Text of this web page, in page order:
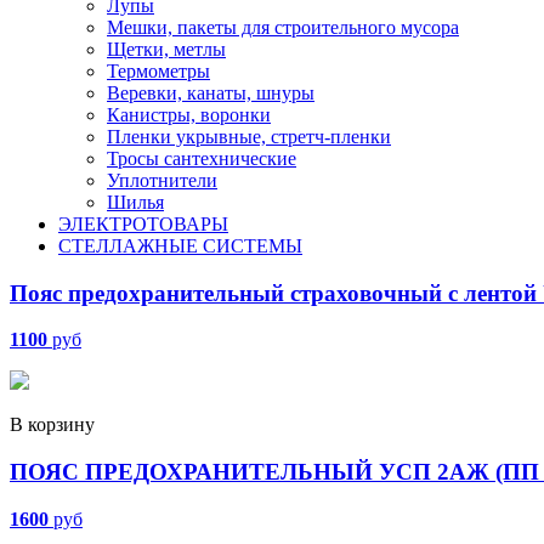
Лупы
Мешки, пакеты для строительного мусора
Щетки, метлы
Термометры
Веревки, канаты, шнуры
Канистры, воронки
Пленки укрывные, стретч-пленки
Тросы сантехнические
Уплотнители
Шилья
ЭЛЕКТРОТОВАРЫ
СТЕЛЛАЖНЫЕ СИСТЕМЫ
Пояс предохранительный страховочный с
1100 руб
В корзину
ПОЯС ПРЕДОХРАНИТЕЛЬНЫЙ УСП 2АЖ (ПП
1600 руб